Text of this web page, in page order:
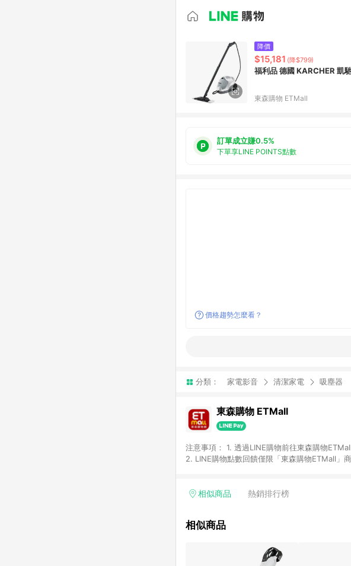
降價
$15,181 (降$799)
福利品 德國
東森購物 ETMall
訂單成立賺0.5%
下單享LINE POINTS點數
價格趨勢怎麼看？
分類： 家電影音 清潔家電 吸塵器
東森購物 ETMall
注意事項： 1. 透過LINE購物前往東森購物
2. LINE購物點數回饋僅限「東森購物ETMall」
「草莓網」全館商品。 4. 如取消訂單、退貨、
面顯示為準。 7. LINE購物設有「單一商品最高
品資料更新會有時間差，如顯示之商品規格、
準。 9. 若有贈點爭議，請務必於訂單日期
相似商品 熱銷排行榜
相似商品